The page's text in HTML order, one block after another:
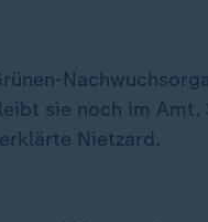
sie noch im Amt.
Nietzard.